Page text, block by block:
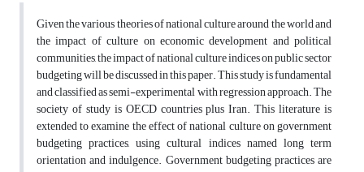
Given the various theories of national culture around the world and
the impact of culture on economic development and political
communities, the impact of national culture indices on public sector
budgeting will be discussed in this paper. This study is fundamental
and classified as semi-experimental with regression approach. The
society of study is OECD countries plus Iran. This literature is
extended to examine the effect of national culture on government
budgeting practices, using cultural indices named long term
orientation and indulgence. Government budgeting practices are